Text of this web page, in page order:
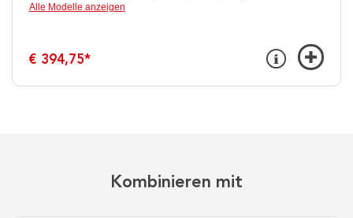
Alle Modelle anzeigen
€ 394,75*
Kombinieren mit